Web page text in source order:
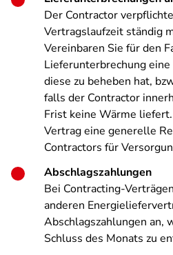
Der Contractor
Vertragslaufzeit ständig
Vereinbaren Sie für den
Lieferunterbrechung
diese zu beheben hat,
falls der Contractor
Frist keine Wärme
Vertrag eine generelle
Contractors für
Abschlagszahlungen
Bei Contracting-
anderen
Abschlagszahlungen an,
Schluss des Monats zu